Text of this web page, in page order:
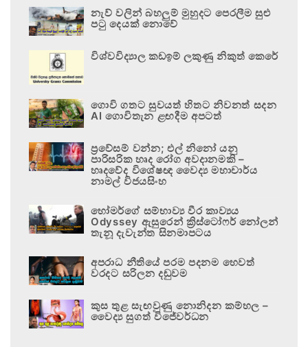
නැව් වලින් බහලුම් මුහුදට පෙරලීම සුළු
පටු දෙයක් නොවේ
විශ්වවිද්‍යාල කඩඉම් ලකුණු නිකුත් කෙරේ
ගොවි ගතට සුවයත් හිතට නිවනත් සදන
AI ගොවිතැන ළඟදීම අපටත්
ප්‍රවේසම් වන්න; එල් නිනෝ යනු
පාරිසරික හෘද රෝග අවදානමකි –
හෘදවේද විශේෂඥ වෛද්‍ය මහාචාර්ය
නාමල් විජයසිංහ
හෝමර්ගේ සම්භාව්‍ය වීර කාව්‍යය
Odyssey ඇසුරෙන් ක්‍රිස්ටෝෆර් නෝලන්
තැනූ දැවැන්ත සිනමාපටය
අපරාධ නීතියේ පරම පදනම හෙවත්
වරදට සරිලන දඬුවම
කුස තුළ සැඟවුණු නොනිදන කම්හල –
වෛද්‍ය සුගත් විජේවර්ධන